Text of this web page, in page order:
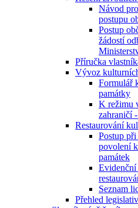
Návod
postupu
Postup
žádostí
Příručka
Vývoz
Formulář
památky
K režimu
zahraničí
Restaurování
Postup
povolení
památek
Evidenční
Seznam
Přehled